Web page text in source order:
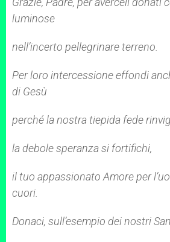
luminose
nell’incerto pellegrinare terreno.
Per loro intercessione effondi
di Gesù
perché la nostra tiepida fede
la debole speranza si fortifichi,
il tuo appassionato Amore per
cuori.
Donaci, sull’esempio dei nostri